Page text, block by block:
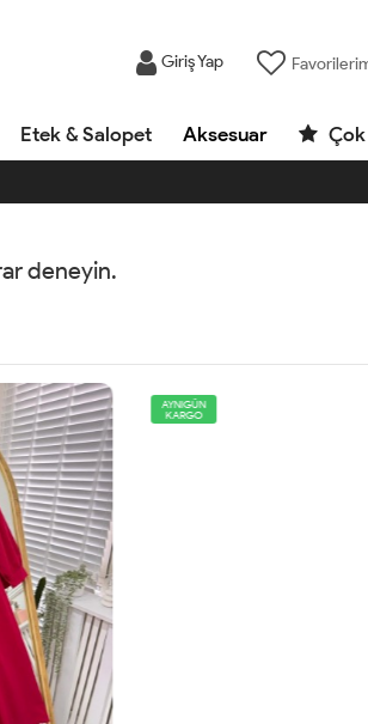
Giriş Yap
Etek & Salopet Aksesuar
deneyin.
AYNIGÜN
KARGO